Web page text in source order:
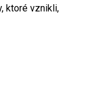
ktoré vznikli,